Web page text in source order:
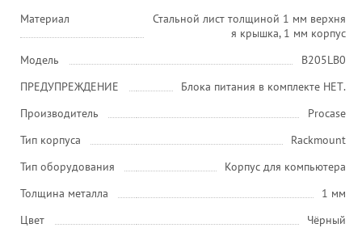
Материал
Стальной лист толщиной 1 мм верхня
я крышка, 1 мм корпус
Модель
B205LB0
ПРЕДУПРЕЖДЕНИЕ
Блока питания в комплекте НЕТ.
Производитель
Procase
Тип корпуса
Rackmount
Тип оборудования
Корпус для компьютера
Толщина металла
1 мм
Цвет
Чёрный